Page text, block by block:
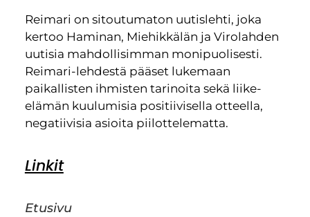
Reimari on sitoutumaton uutislehti, joka
kertoo Haminan, Miehikkälän ja Virolahden
uutisia mahdollisimman monipuolisesti.
Reimari-lehdestä pääset lukemaan
paikallisten ihmisten tarinoita sekä liike-
elämän kuulumisia positiivisella otteella,
negatiivisia asioita piilottelematta.
Linkit
Etusivu